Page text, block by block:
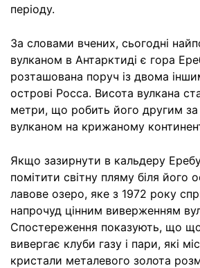
періоду.
За словами вчених, сьогодні
вулканом в Антарктиді є гора
розташована поруч із двома
острові Росса. Висота вулкана
метри, що робить його другим
вулканом на крижаному
Якщо зазирнути в кальдеру
помітити світну пляму біля його
лавове озеро, яке з 1972 року
напрочуд цінним виверженням
Спостереження показують, що
вивергає клуби газу і пари, які
кристали металевого золота